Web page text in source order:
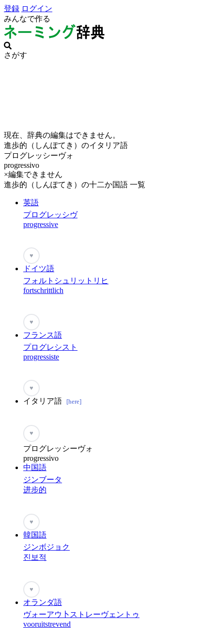
登録 ログイン
みんなで作る
さがす
現在、辞典の編集はできません。
進歩的（しんぽてき）のイタリア語
プログレッシーヴォ
progressivo
×編集できません
進歩的（しんぽてき）の十二か国語 一覧
英語
プログレッシヴ
progressive
♥
ドイツ語
フォルトシュリットリヒ
fortschrittlich
♥
フランス語
プログレシスト
progressiste
♥
イタリア語 [here]
♥
プログレッシーヴォ
progressivo
中国語
ジンブータ
进步的
♥
韓国語
ジンボジョク
진보적
♥
オランダ語
ヴォーアウ卜ストレーヴェントゥ
vooruitstrevend